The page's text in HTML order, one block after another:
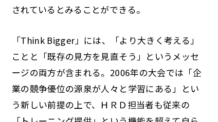
されているとみることができる。
「Think Bigger」には、「より大きく考える」
ことと「既存の見方を見直そう」というメッセ
ージの両方が含まれる。2006年の大会では「企
業の競争優位の源泉が人々と学習にある」とい
う新しい前提の上で、ＨＲＤ担当者も従来の